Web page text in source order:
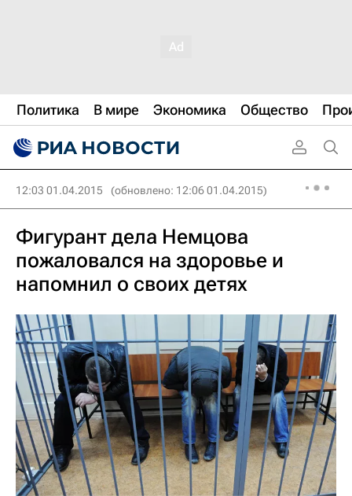
Политика В мире Экономика Общество
12:03 01.04.2015 (обновлено: 12:06 01.04.2015)
Фигурант дела Немцова
пожаловался на здоровье и
напомнил о своих детях